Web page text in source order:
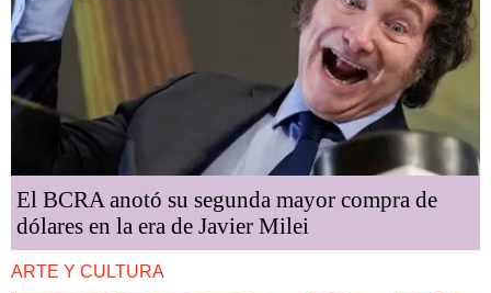
El BCRA anotó su segunda mayor compra de
dólares en la era de Javier Milei
ARTE Y CULTURA